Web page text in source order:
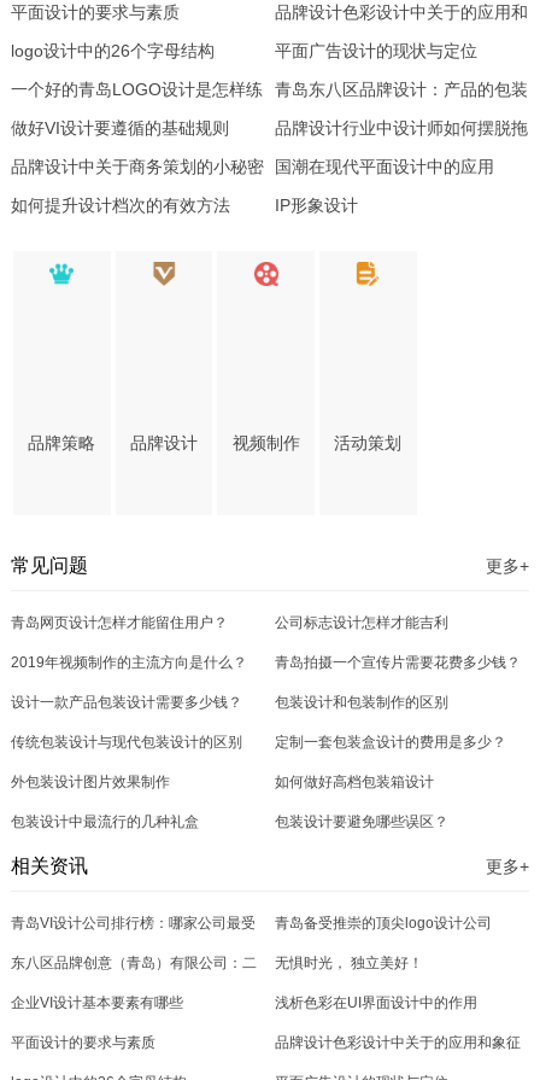
平面设计的要求与素质
品牌设计色彩设计中关于的应用和
象征
logo设计中的26个字母结构
平面广告设计的现状与定位
一个好的青岛LOGO设计是怎样练
成的
青岛东八区品牌设计：产品的包装
设计怎样才能回到原点
做好VI设计要遵循的基础规则
品牌设计行业中设计师如何摆脱拖
延症
品牌设计中关于商务策划的小秘密
国潮在现代平面设计中的应用
如何提升设计档次的有效方法
IP形象设计
品牌策略 品牌设计 视频制作 活动策划
常见问题 更多+
青岛网页设计怎样才能留住用户？ 公司标志设计怎样才能吉利
2019年视频制作的主流方向是什么？ 青岛拍摄一个宣传片需要花费多少钱？
设计一款产品包装设计需要多少钱？ 包装设计和包装制作的区别
传统包装设计与现代包装设计的区别 定制一套包装盒设计的费用是多少？
外包装设计图片效果制作 如何做好高档包装箱设计
包装设计中最流行的几种礼盒 包装设计要避免哪些误区？
相关资讯 更多+
青岛VI设计公司排行榜：哪家公司最受
欢迎？
青岛备受推崇的顶尖logo设计公司
东八区品牌创意（青岛）有限公司：二
十载深耕，以创意点亮品牌未来
无惧时光， 独立美好！
企业VI设计基本要素有哪些 浅析色彩在UI界面设计中的作用
平面设计的要求与素质 品牌设计色彩设计中关于的应用和象征